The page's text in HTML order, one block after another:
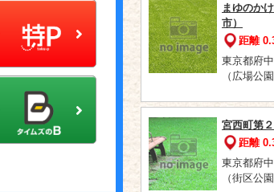
まゆのか
市）
距離
東京都府
（広場公
宮西町第
距離
東京都府
（街区公